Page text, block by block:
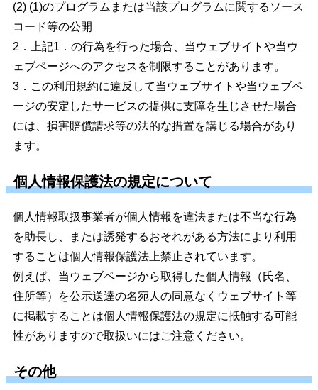
(2) (1)のプログラムまたは当該プログラムに関するソース
コード等の公開
2．上記1．の行為を行った場合、当ウェブサイトや当ウ
ェブページへのアクセスを制限することがあります。
3．この利用規約に違反して当ウェブサイトや当ウェブペ
ージの安定したサービスの提供に支障を生じさせた場合
には、損害賠償請求等の法的な措置を講じる場合があり
ます。
個人情報保護法の規定について
個人情報取扱事業者が個人情報を違法または不当な行為
を助長し、または誘発するおそれがある方法により利用
することは個人情報保護法上禁止されています。
例えば、当ウェブページから取得した個人情報（氏名、
住所等）を公示送達の名宛人の同意なくウェブサイト等
に掲載することは個人情報保護法の規定に抵触する可能
性がありますので取扱いにはご注意ください。
その他